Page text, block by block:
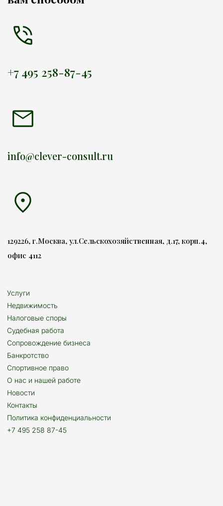
+7 495 258-87-45
info@clever-consult.ru
129226, г.Москва, ул.Сельскохозяйственная, д.17, корп.4,
офис 4112
Услуги
Недвижимость
Налоговые споры
Судебная работа
Сопровождение бизнеса
Банкротство
Спортивное право
О нас и нашей работе
Новости
Контакты
Политика конфиденциальности
+7 495 258 87-45